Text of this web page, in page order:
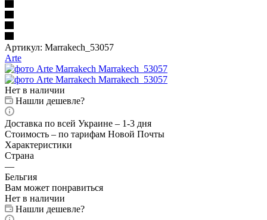
Артикул: Marrakech_53057
Arte
Нет в наличии
Нашли дешевле?
Доставка по всей Украине – 1-3 дня
Стоимость – по тарифам Новой Почты
Характеристики
Страна
—
Бельгия
Вам может понравиться
Нет в наличии
Нашли дешевле?